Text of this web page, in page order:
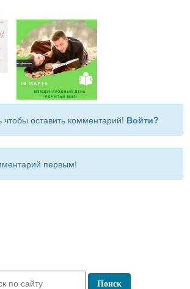
чтобы оставить комментарий! Войти?
первым!